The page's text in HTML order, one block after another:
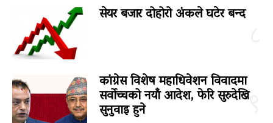
सेयर बजार दोहोरो अंकले घटेर बन्द
९
कांग्रेस विशेष महाधिवेशन विवादमा
सर्वोच्चको नयाँ आदेश, फेरि सुरुदेखि
सुनुवाइ हुने